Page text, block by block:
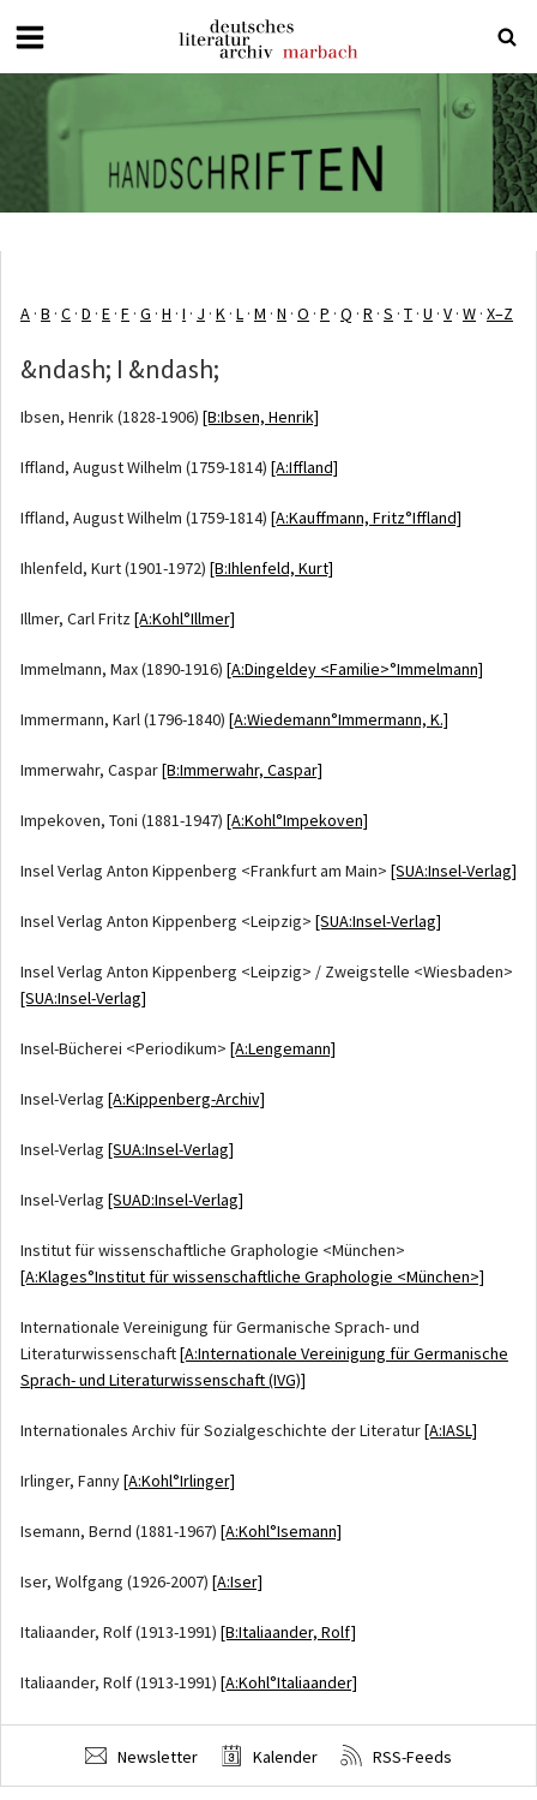
Deutsches
Marbach
A · B · C · D · E · F · G · H · I · J · K · L · M · N · O · P · Q · R · S · T · U · V · W · X–Z
&ndash; I &ndash;
Ibsen, Henrik (1828-1906) [B:Ibsen, Henrik]
Iffland, August Wilhelm (1759-1814) [A:Iffland]
Iffland, August Wilhelm (1759-1814) [A:Kauffmann, Fritz°Iffland]
Ihlenfeld, Kurt (1901-1972) [B:Ihlenfeld, Kurt]
Illmer, Carl Fritz [A:Kohl°Illmer]
Immelmann, Max (1890-1916) [A:Dingeldey <Familie>°Immelmann]
Immermann, Karl (1796-1840) [A:Wiedemann°Immermann, K.]
Immerwahr, Caspar[B:Immerwahr, Caspar]
Impekoven, Toni (1881-1947) [A:Kohl°Impekoven]
Insel Verlag Anton Kippenberg <Frankfurt am Main> [SUA:Insel-Verlag]
Insel Verlag Anton Kippenberg <Leipzig> [SUA:Insel-Verlag]
Insel Verlag Anton Kippenberg <Leipzig> / Zweigstelle <Wiesbaden>
[SUA:Insel-Verlag]
Insel-Bücherei <Periodikum> [A:Lengemann]
Insel-Verlag [A:Kippenberg-Archiv]
Insel-Verlag [SUA:Insel-Verlag]
Insel-Verlag [SUAD:Insel-Verlag]
Institut für wissenschaftliche Graphologie <München>
[A:Klages°Institut für wissenschaftliche Graphologie <München>]
Internationale Vereinigung für Germanische Sprach- und
Literaturwissenschaft[A:Internationale Vereinigung für Germanische
Sprach- und Literaturwissenschaft (IVG)]
Internationales Archiv für Sozialgeschichte der Literatur[A:IASL]
Irlinger, Fanny[A:Kohl°Irlinger]
Isemann, Bernd (1881-1967) [A:Kohl°Isemann]
Iser, Wolfgang (1926-2007) [A:Iser]
Italiaander, Rolf (1913-1991) [B:Italiaander, Rolf]
Italiaander, Rolf (1913-1991) [A:Kohl°Italiaander]
Newsletter Kalender RSS-Feeds